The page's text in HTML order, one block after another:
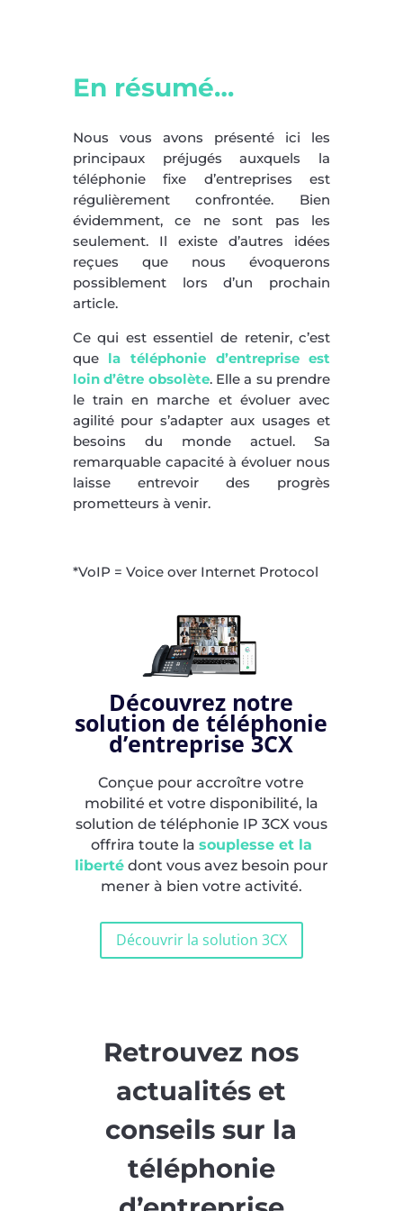
En résumé…
Nous vous avons présenté ici les
principaux préjugés auxquels la
téléphonie fixe d’entreprises est
régulièrement confrontée. Bien
évidemment, ce ne sont pas les
seulement. Il existe d’autres idées
reçues que nous évoquerons
possiblement lors d’un prochain
article.
Ce qui est essentiel de retenir, c’est
quela téléphonie d’entreprise est
loin d’être obsolète. Elle a su prendre
le train en marche et évoluer avec
agilité pour s’adapter aux usages et
besoins du monde actuel. Sa
remarquable capacité à évoluer nous
laisse entrevoir des progrès
prometteurs à venir.
*VoIP = Voice over Internet Protocol
Découvrez notre
solution de téléphonie
d’entreprise 3CX
Conçue pour accroître votre
mobilité et votre disponibilité, la
solution de téléphonie IP 3CX vous
offrira toute la souplesse et la
liberté dont vous avez besoin pour
mener à bien votre activité.
Découvrir la solution 3CX
Retrouvez nos
actualités et
conseils sur la
téléphonie